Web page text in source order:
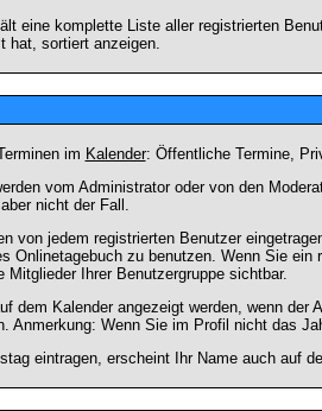
eine komplette Liste aller registrierten
hat, sortiert anzeigen.
im Kalender: Öffentliche Termine,
vom Administrator oder von den
nicht der Fall.
von jedem registrierten Benutzer
Onlinetagebuch zu benutzen. Wenn Sie
Mitglieder Ihrer Benutzergruppe sichtbar.
dem Kalender angezeigt werden, wenn der
Anmerkung: Wenn Sie im Profil nicht das
eintragen, erscheint Ihr Name auch auf